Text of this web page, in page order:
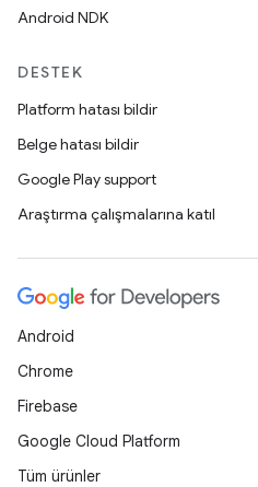
Android NDK
DESTEK
Platform hatası bildir
Belge hatası bildir
Google Play support
Araştırma çalışmalarına katıl
Android
Chrome
Firebase
Google Cloud Platform
Tüm ürünler